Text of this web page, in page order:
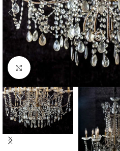
Click to enlarge